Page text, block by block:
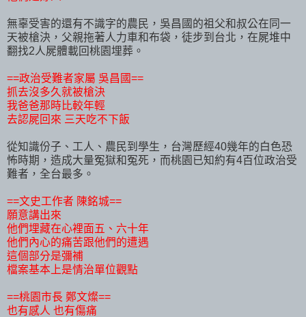
無辜受害的還有不識字的農民，吳昌國的祖父和叔公在同一
天被槍決，父親拖著人力車和布袋，徒步到台北，在屍堆中
翻找2人屍體載回桃園埋葬。
==政治受難者家屬 吳昌國==
抓去沒多久就被槍決
我爸爸那時比較年輕
去認屍回來 三天吃不下飯
從知識份子、工人、農民到學生，台灣歷經40幾年的白色恐
怖時期，造成大量冤獄和冤死，而桃園已知約有4百位政治受
難者，全台最多。
==文史工作者 陳銘城==
願意講出來
他們埋藏在心裡面五、六十年
他們內心的痛苦跟他們的遭遇
這個部分是彌補
檔案基本上是情治單位觀點
==桃園市長 鄭文燦==
也有感人 也有傷痛